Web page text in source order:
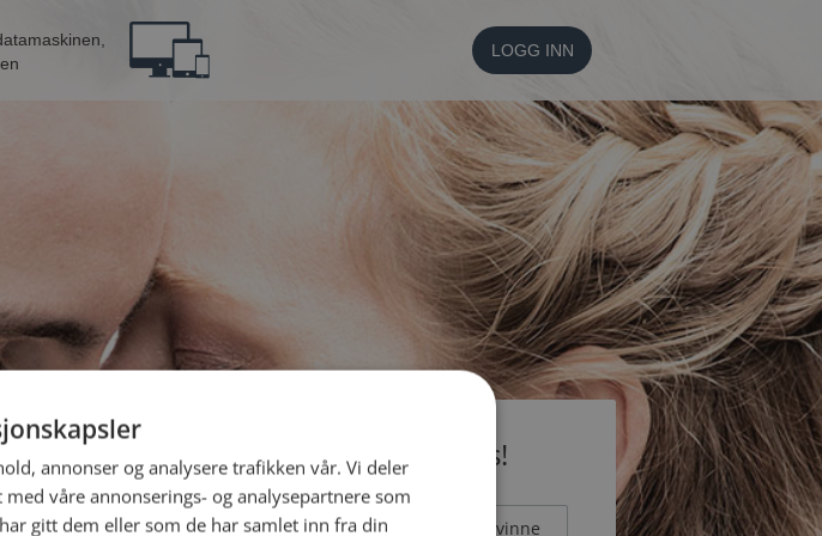
LOGG INN
Bli medlem gratis!
Jeg er en: Mann Kvinne
annonser og analysere trafikken vår. Vi deler
våre annonserings- og analysepartnere som
gitt dem eller som de har samlet inn fra din